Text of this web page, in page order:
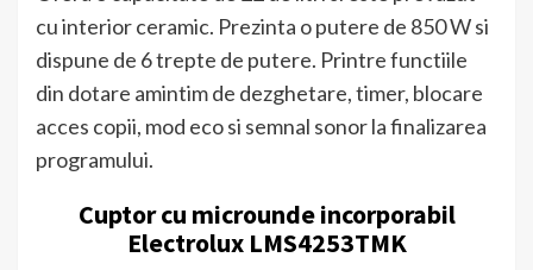
cu interior ceramic. Prezinta o putere de 850 W si
dispune de 6 trepte de putere. Printre functiile
din dotare amintim de dezghetare, timer, blocare
acces copii, mod eco si semnal sonor la finalizarea
programului.
Cuptor cu microunde incorporabil
Electrolux LMS4253TMK